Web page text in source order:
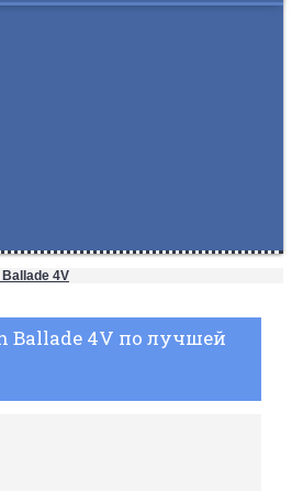
4V
Ballade 4V по лучшей